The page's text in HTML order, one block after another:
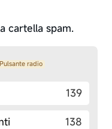
cartella spam.
Pulsante radio
139
138